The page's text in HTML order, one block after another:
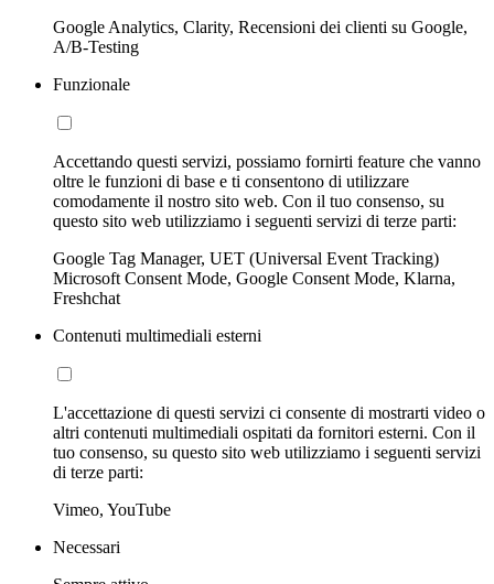
Google Analytics, Clarity, Recensioni dei clienti su Google,
A/B-Testing
Funzionale
Accettando questi servizi, possiamo fornirti feature che vanno
oltre le funzioni di base e ti consentono di utilizzare
comodamente il nostro sito web. Con il tuo consenso, su
questo sito web utilizziamo i seguenti servizi di terze parti:
Google Tag Manager, UET (Universal Event Tracking)
Microsoft Consent Mode, Google Consent Mode, Klarna,
Freshchat
Contenuti multimediali esterni
L'accettazione di questi servizi ci consente di mostrarti video o
altri contenuti multimediali ospitati da fornitori esterni. Con il
tuo consenso, su questo sito web utilizziamo i seguenti servizi
di terze parti:
Vimeo, YouTube
Necessari